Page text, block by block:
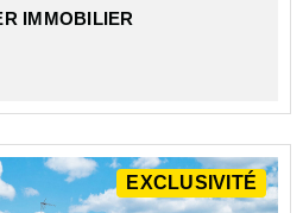
IMMOBILIER
EXCLUSIVITÉ